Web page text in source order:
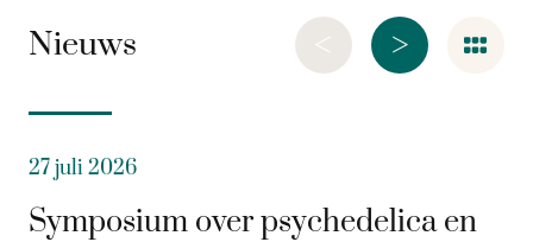
Nieuws >
<
27 juli 2026
Symposium over psychedelica en